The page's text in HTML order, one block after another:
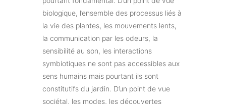
biologique, l’ensemble des processus liés à
la vie des plantes, les mouvements lents,
la communication par les odeurs, la
sensibilité au son, les interactions
symbiotiques ne sont pas accessibles aux
sens humains mais pourtant ils sont
constitutifs du jardin. D’un point de vue
sociétal, les modes, les découvertes